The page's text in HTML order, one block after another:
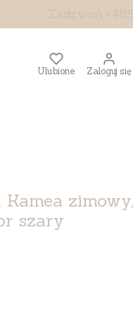
Ulubione Zaloguj się
szary